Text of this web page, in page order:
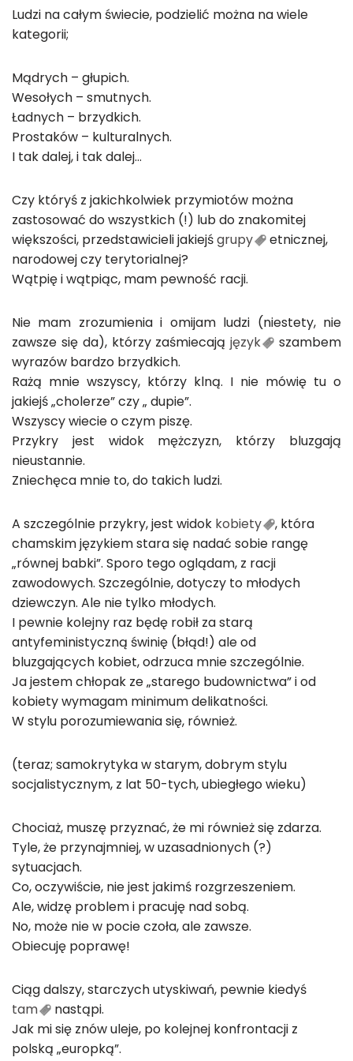
Ludzi na całym świecie, podzielić można na wiele
kategorii;
Mądrych – głupich.
Wesołych – smutnych.
Ładnych – brzydkich.
Prostaków – kulturalnych.
I tak dalej, i tak dalej…
Czy któryś z jakichkolwiek przymiotów można
zastosować do wszystkich (!) lub do znakomitej
większości, przedstawicieli jakiejśgrupy
etnicznej,
narodowej czy terytorialnej?
Wątpię i wątpiąc, mam pewność racji.
Nie mam zrozumienia i omijam ludzi (niestety, nie
zawsze się da), którzy zaśmiecająjęzyk
szambem
wyrazów bardzo brzydkich.
Rażą mnie wszyscy, którzy klną. I nie mówię tu o
jakiejś „cholerze” czy „ dupie”.
Wszyscy wiecie o czym piszę.
Przykry jest widok mężczyzn, którzy bluzgają
nieustannie.
Zniechęca mnie to, do takich ludzi.
A szczególnie przykry, jest widok kobiety
, która
chamskim językiem stara się nadać sobie rangę
„równej babki”. Sporo tego oglądam, z racji
zawodowych. Szczególnie, dotyczy to młodych
dziewczyn. Ale nie tylko młodych.
I pewnie kolejny raz będę robił za starą
antyfeministyczną świnię (błąd!) ale od
bluzgających kobiet, odrzuca mnie szczególnie.
Ja jestem chłopak ze „starego budownictwa” i od
kobiety wymagam minimum delikatności.
W stylu porozumiewania się, również.
(teraz; samokrytyka w starym, dobrym stylu
socjalistycznym, z lat 50-tych, ubiegłego wieku)
Chociaż, muszę przyznać, że mi również się zdarza.
Tyle, że przynajmniej, w uzasadnionych (?)
sytuacjach.
Co, oczywiście, nie jest jakimś rozgrzeszeniem.
Ale, widzę problem i pracuję nad sobą.
No, może nie w pocie czoła, ale zawsze.
Obiecuję poprawę!
Ciąg dalszy, starczych utyskiwań, pewnie kiedyś
tam
nastąpi.
Jak mi się znów uleje, po kolejnej konfrontacji z
polską „europką”.